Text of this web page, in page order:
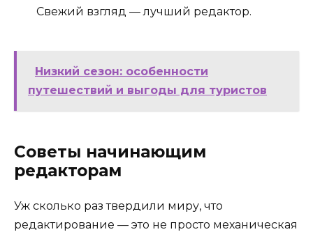
Свежий взгляд — лучший редактор.
Низкий сезон: особенности
путешествий и выгоды для туристов
Советы начинающим
редакторам
Уж сколько раз твердили миру, что
редактирование — это не просто механическая